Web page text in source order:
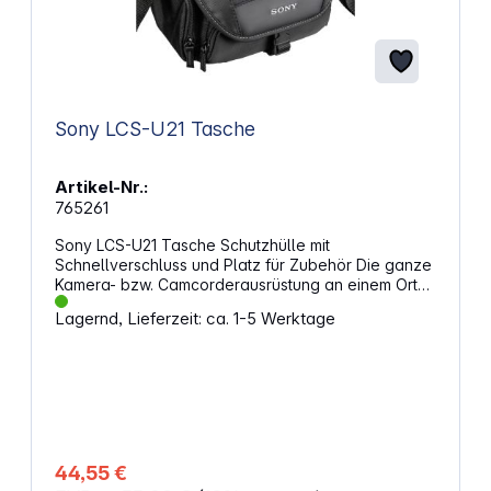
Sony LCS-U21 Tasche
Artikel-Nr.:
765261
Sony LCS-U21 Tasche Schutzhülle mit
Schnellverschluss und Platz für Zubehör Die ganze
Kamera- bzw. Camcorderausrüstung an einem Ort
Schnell einsatzbereit dank Schnellverschluss Hoher
Tragekomfort, wenn Sie unterwegs oder auf Reisen
komplizierten Verschluss im Handumdrehen auf Ihre
Kamera oder Ihren Camcorder zu. Damit Sie beim
Lagernd, Lieferzeit: ca. 1-5 Werktage
44,55 €